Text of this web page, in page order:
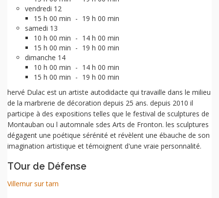
vendredi 12
15 h 00 min - 19 h 00 min
samedi 13
10 h 00 min - 14 h 00 min
15 h 00 min - 19 h 00 min
dimanche 14
10 h 00 min - 14 h 00 min
15 h 00 min - 19 h 00 min
hervé Dulac est un artiste autodidacte qui travaille dans le milieu
de la marbrerie de décoration depuis 25 ans. depuis 2010 il
participe à des expositions telles que le festival de sculptures de
Montauban ou l automnale sdes Arts de Fronton. les sculptures
dégagent une poétique sérénité et révèlent une ébauche de son
imagination artistique et témoignent d'une vraie personnalité.
TOur de Défense
Villemur sur tarn